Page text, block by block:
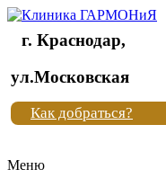
Клиника
"Новая
жизнь"
Клиника
г. Краснодар,
ул.Московская
Как добраться?
Меню